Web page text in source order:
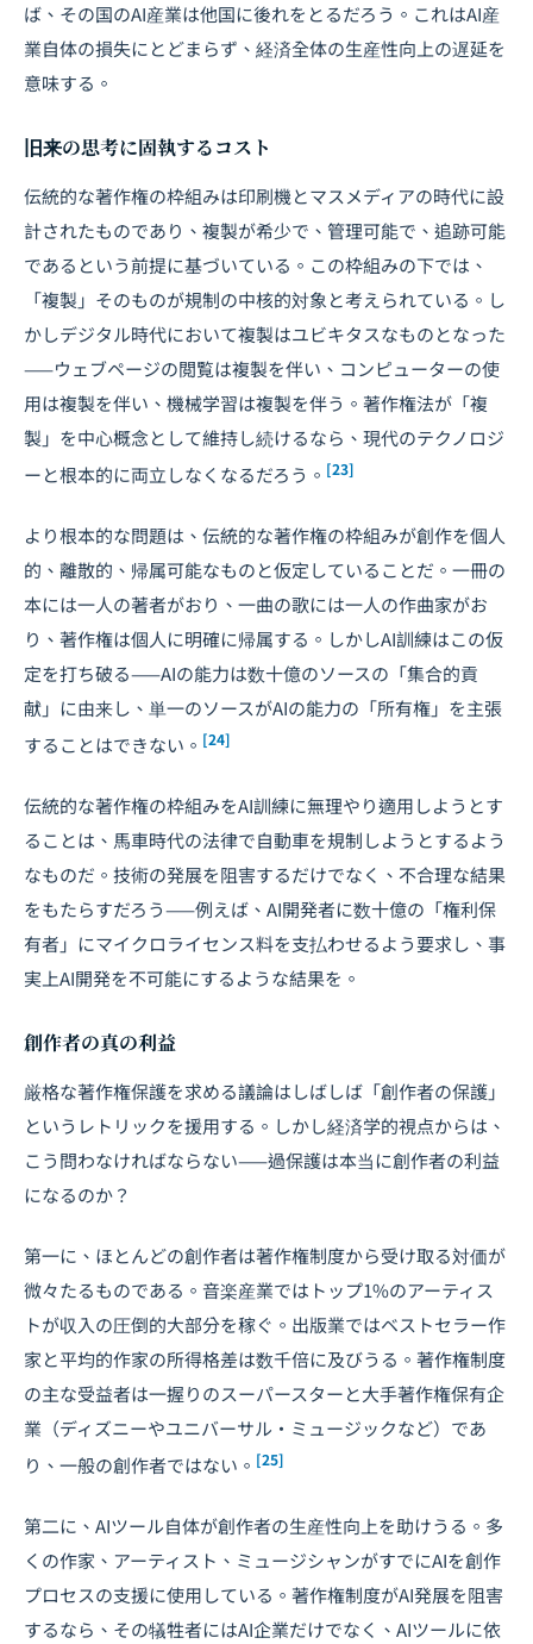
ば、その国のAI産業は他国に後れをとるだろう。これはAI産
業自体の損失にとどまらず、経済全体の生産性向上の遅延を
意味する。
旧来の思考に固執するコスト
伝統的な著作権の枠組みは印刷機とマスメディアの時代に設
計されたものであり、複製が希少で、管理可能で、追跡可能
であるという前提に基づいている。この枠組みの下では、
「複製」そのものが規制の中核的対象と考えられている。し
かしデジタル時代において複製はユビキタスなものとなった
——ウェブページの閲覧は複製を伴い、コンピューターの使
用は複製を伴い、機械学習は複製を伴う。著作権法が「複
製」を中心概念として維持し続けるなら、現代のテクノロジ
ーと根本的に両立しなくなるだろう。 [23]
より根本的な問題は、伝統的な著作権の枠組みが創作を個人
的、離散的、帰属可能なものと仮定していることだ。一冊の
本には一人の著者がおり、一曲の歌には一人の作曲家がお
り、著作権は個人に明確に帰属する。しかしAI訓練はこの仮
定を打ち破る——AIの能力は数十億のソースの「集合的貢
献」に由来し、単一のソースがAIの能力の「所有権」を主張
することはできない。 [24]
伝統的な著作権の枠組みをAI訓練に無理やり適用しようとす
ることは、馬車時代の法律で自動車を規制しようとするよう
なものだ。技術の発展を阻害するだけでなく、不合理な結果
をもたらすだろう——例えば、AI開発者に数十億の「権利保
有者」にマイクロライセンス料を支払わせるよう要求し、事
実上AI開発を不可能にするような結果を。
創作者の真の利益
厳格な著作権保護を求める議論はしばしば「創作者の保護」
というレトリックを援用する。しかし経済学的視点からは、
こう問わなければならない——過保護は本当に創作者の利益
になるのか？
第一に、ほとんどの創作者は著作権制度から受け取る対価が
微々たるものである。音楽産業ではトップ1%のアーティス
トが収入の圧倒的大部分を稼ぐ。出版業ではベストセラー作
家と平均的作家の所得格差は数千倍に及びうる。著作権制度
の主な受益者は一握りのスーパースターと大手著作権保有企
業（ディズニーやユニバーサル・ミュージックなど）であ
り、一般の創作者ではない。 [25]
第二に、AIツール自体が創作者の生産性向上を助けうる。多
くの作家、アーティスト、ミュージシャンがすでにAIを創作
プロセスの支援に使用している。著作権制度がAI発展を阻害
するなら、その犠牲者にはAI企業だけでなく、AIツールに依